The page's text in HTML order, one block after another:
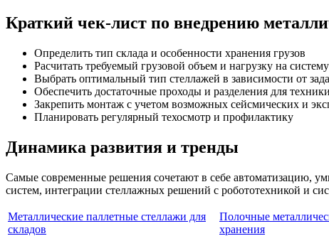
Краткий чек-лист по внедрению
Определить тип склада и особенности хранения грузов
Расчитать требуемый грузовой объем и нагрузку на систему
Выбрать оптимальный тип стеллажей в зависимости от
Обеспечить достаточные проходы и разделения для
Закрепить монтаж с учетом возможных сейсмических и
Планировать регулярный техосмотр и профилактику
Динамика развития и тренды
Самые современные решения сочетают в себе автоматизацию,
систем, интеграции стеллажных решений с робототехникой и
Металлические паллетные стеллажи для
складов
Полочные
хранения